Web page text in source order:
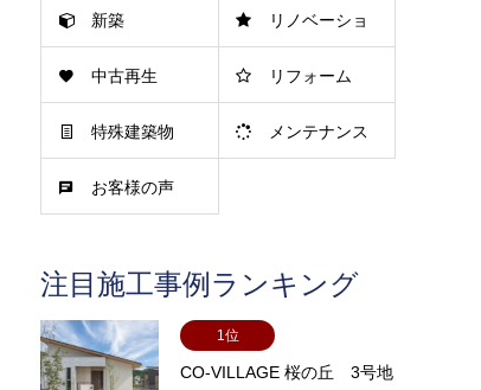
新築 リノベーショ
ン
中古再生 リフォーム
特殊建築物 メンテナンス
お客様の声
注目施工事例ランキング
1位
CO-VILLAGE 桜の丘 3号地